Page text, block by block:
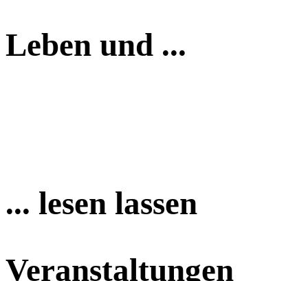
Leben und ...
... lesen lassen
Veranstaltungen